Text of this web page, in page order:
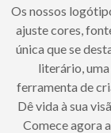
Os nossos
ajuste cores,
única que se
literário,
ferramenta de
Dê vida à sua
Comece agora